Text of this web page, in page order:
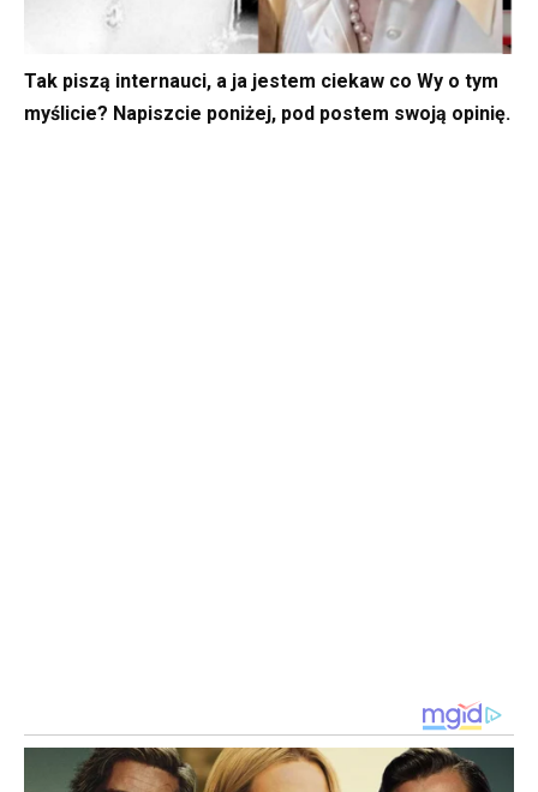
Tak piszą internauci, a ja jestem ciekaw co Wy o tym
myślicie? Napiszcie poniżej, pod postem swoją opinię.